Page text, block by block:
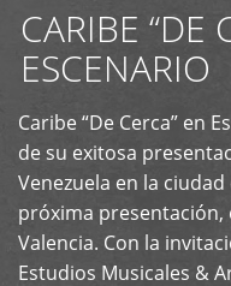
CARIBE “DE
ESCENARIO
Caribe “De Cerca” en
de su exitosa
Venezuela en la
próxima presentación,
Valencia. Con la
Estudios Musicales &